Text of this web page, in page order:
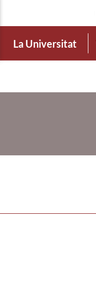
La Universitat